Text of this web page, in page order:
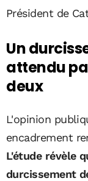
Président de
Un
attendu
deux
L'opinion
encadrement
L'étude révèle
durcissement